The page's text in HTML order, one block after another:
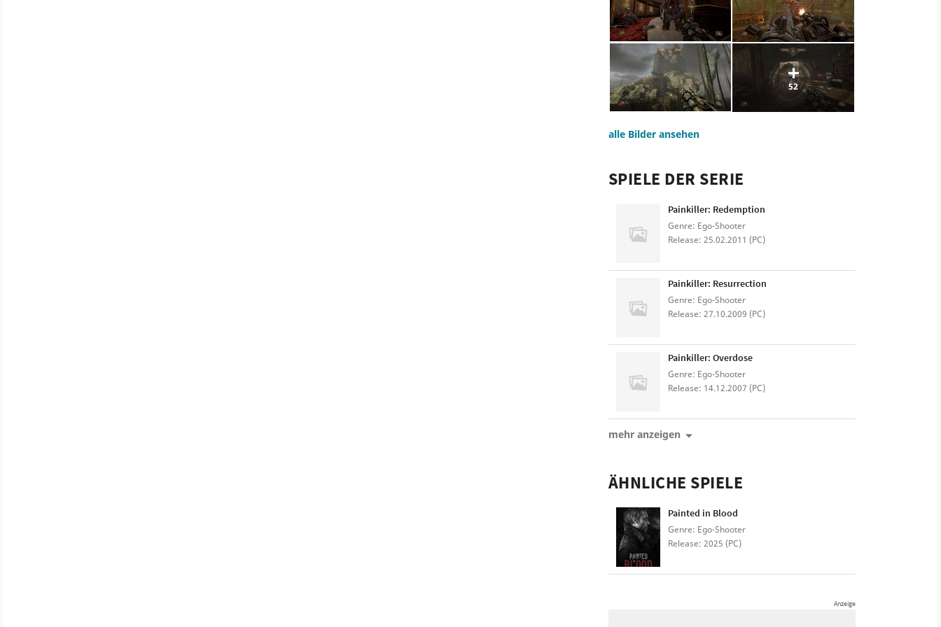
52
alle Bilder ansehen
SPIELE DER SERIE
Painkiller: Redemption
Genre: Ego-Shooter
Release: 25.02.2011 (PC)
Painkiller: Resurrection
Genre: Ego-Shooter
Release: 27.10.2009 (PC)
Painkiller: Overdose
Genre: Ego-Shooter
Release: 14.12.2007 (PC)
mehr anzeigen
ÄHNLICHE SPIELE
Painted in Blood
Genre: Ego-Shooter
Release: 2025 (PC)